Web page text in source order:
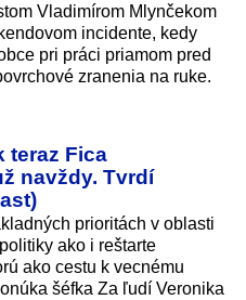
Vladimírom Mlynčekom
incidente, kedy
pri práci priamom pred
zranenia na ruke.
teraz Fica
navždy. Tvrdí
prioritách v oblasti
ako i reštarte
ako cestu k vecnému
šéfka Za ľudí Veronika